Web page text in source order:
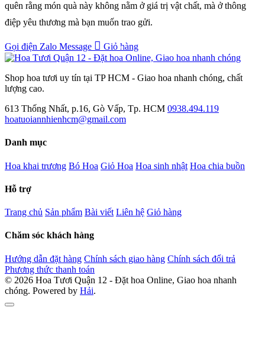
quên rằng món quà này không nằm ở giá trị vật chất, mà ở thông
điệp yêu thương mà bạn muốn trao gửi.
Gọi điện Zalo Message 0
Giỏ hàng
Shop hoa tươi uy tín tại TP HCM - Giao hoa nhanh chóng, chất
lượng cao.
613 Thống Nhất, p.16, Gò Vấp, Tp. HCM 0938.494.119
hoatuoiannhienhcm@gmail.com
Danh mục
Hoa khai trương Bó Hoa Giỏ Hoa Hoa sinh nhật Hoa chia buồn
Hỗ trợ
Trang chủ Sản phẩm Bài viết Liên hệ Giỏ hàng
Chăm sóc khách hàng
Hướng dẫn đặt hàng Chính sách giao hàng Chính sách đổi trả
Phương thức thanh toán
© 2026 Hoa Tươi Quận 12 - Đặt hoa Online, Giao hoa nhanh
chóng. Powered by Hải.